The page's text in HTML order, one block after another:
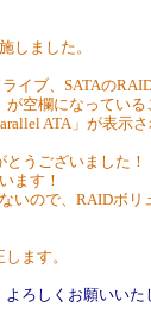
しました。
イブ、SATAの
空欄になっている
ATA」が表示さ
うございました！
ます！
いので、RAIDボ
ます。
ろしくお願いいた